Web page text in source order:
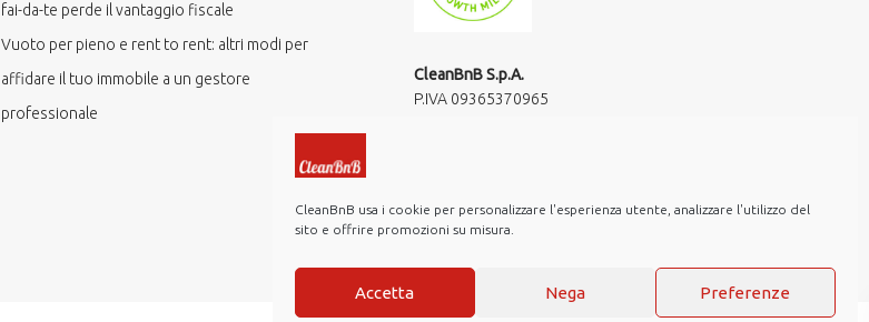
CleanBnB usa i cookie per personalizzare l'esperienza utente, analizzare l'utilizzo del
sito e offrire promozioni su misura.
Accetta Nega Preferenze
fai-da-te perde il vantaggio fiscale
Vuoto per pieno e rent to rent: altri modi per
affidare il tuo immobile a un gestore
professionale
CleanBnB S.p.A.
P.IVA 09365370965​